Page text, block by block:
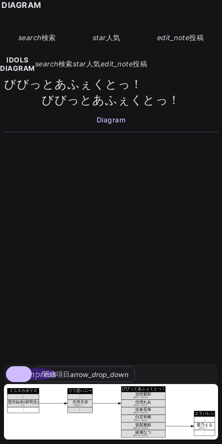
search検索 star人気 edit_note投稿
IDOLS
DIAGRAM
search検索star人気edit_note投稿
びびっとあふぇくとっ！
びびっとあふぇくとっ！
Diagram
compress
関連項目arrow_drop_down